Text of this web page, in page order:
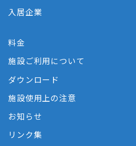
入居企業
料金
施設ご利用について
ダウンロード
施設使用上の注意
お知らせ
リンク集